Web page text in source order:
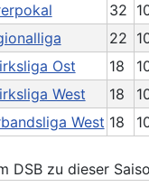
32
22
Ost 18
West 18
West 18
DSB zu dieser